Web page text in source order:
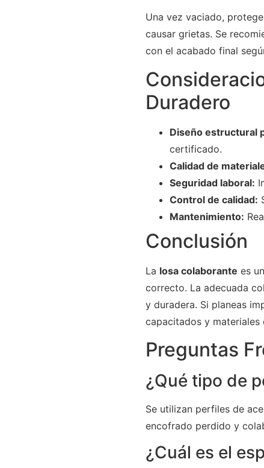
Una vez vaciado,
causar grietas. Se
con el acabado final
Duradero
Diseño estructural
certificado.
Calidad de
Seguridad laboral:
Control de calidad:
Mantenimiento:
Conclusión
La losa colaborante es
correcto. La adecuada
y duradera. Si planeas
capacitados y materiales
Preguntas
¿Qué tipo de
Se utilizan perfiles de
encofrado perdido y
¿Cuál es el